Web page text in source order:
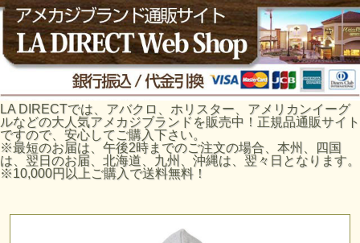
LA DIRECTでは、アバクロ、ホリスター、アメリカンイーグ
ルなどの大人気アメカジブランドを販売中！正規品通販サイト
ですので、安心してご購入下さい。
※最短のお届は、午後2時までのご注文の場合、本州、四国
は、翌日のお届、北海道、九州、沖縄は、翌々日となります。
※10,000円以上ご購入で送料無料！